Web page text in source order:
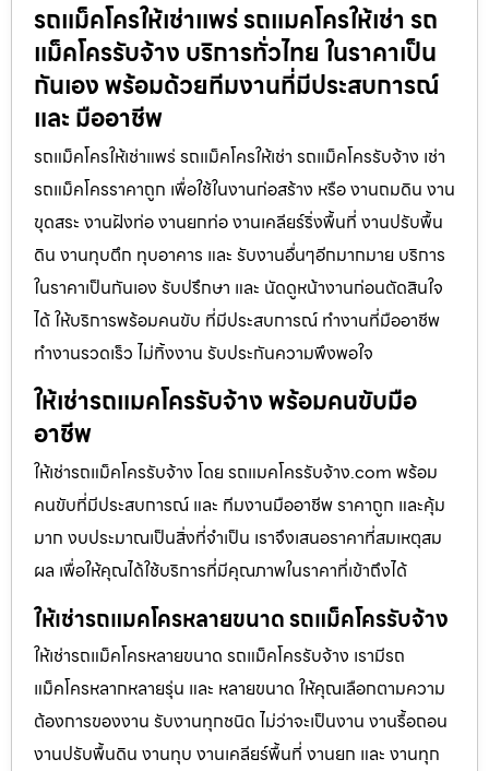
รถแม็คโครให้เช่าแพร่ รถแมคโครให้เช่า รถ
แม็คโครรับจ้าง บริการทั่วไทย ในราคาเป็น
กันเอง พร้อมด้วยทีมงานที่มีประสบการณ์
และ มืออาชีพ
รถแม็คโครให้เช่าแพร่ รถแม็คโครให้เช่า รถแม็คโครรับจ้าง เช่า
รถแม็คโครราคาถูก เพื่อใช้ในงานก่อสร้าง หรือ งานถมดิน งาน
ขุดสระ งานฝังท่อ งานยกท่อ งานเคลียร์ริ่งพื้นที่ งานปรับพื้น
ดิน งานทุบตึก ทุบอาคาร และ รับงานอื่นๆอีกมากมาย บริการ
ในราคาเป็นกันเอง รับปรึกษา และ นัดดูหน้างานก่อนตัดสินใจ
ได้ ให้บริการพร้อมคนขับ ที่มีประสบการณ์ ทำงานที่มืออาชีพ
ทำงานรวดเร็ว ไม่ทิ้งงาน รับประกันความพึงพอใจ
ให้เช่ารถแมคโครรับจ้าง พร้อมคนขับมือ
อาชีพ
ให้เช่ารถแม็คโครรับจ้าง โดย รถแมคโครรับจ้าง.com พร้อม
คนขับที่มีประสบการณ์ และ ทีมงานมืออาชีพ ราคาถูก และคุ้ม
มาก งบประมาณเป็นสิ่งที่จำเป็น เราจึงเสนอราคาที่สมเหตุสม
ผล เพื่อให้คุณได้ใช้บริการที่มีคุณภาพในราคาที่เข้าถึงได้
ให้เช่ารถแมคโครหลายขนาด รถแม็คโครรับจ้าง
ให้เช่ารถแม็คโครหลายขนาด รถแม็คโครรับจ้าง เรามีรถ
แม็คโครหลากหลายรุ่น และ หลายขนาด ให้คุณเลือกตามความ
ต้องการของงาน รับงานทุกชนิด ไม่ว่าจะเป็นงาน งานรื้อถอน
งานปรับพื้นดิน งานทุบ งานเคลียร์พื้นที่ งานยก และ งานทุก